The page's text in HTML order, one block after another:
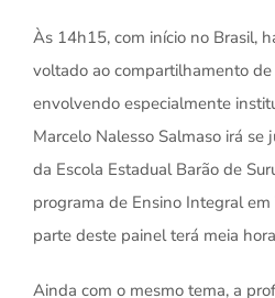
Às 14h15, com início no Brasil,
voltado ao compartilhamento de
envolvendo especialmente
Marcelo Nalesso Salmaso irá
da Escola Estadual Barão de
programa de Ensino Integral em
parte deste painel terá meia
Ainda com o mesmo tema, a